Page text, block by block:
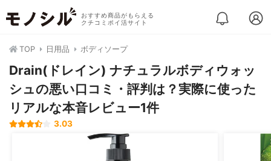
おすすめ商品がもらえる
クチコミポイ活サイト
TOP 日用品 ボディソープ
Drain(ドレイン) ナチュラルボディウォッ
シュの悪い口コミ・評判は？実際に使った
リアルな本音レビュー1件
3.03